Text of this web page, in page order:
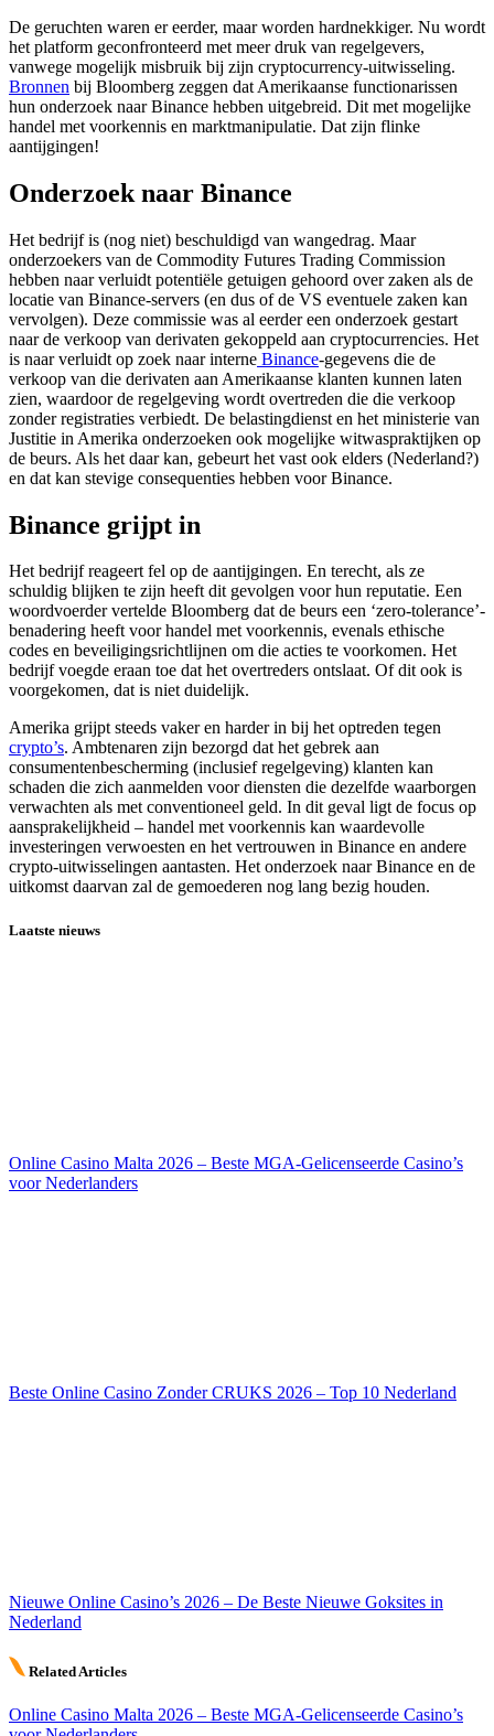
De geruchten waren er eerder, maar worden hardnekkiger. Nu wordt
het platform geconfronteerd met meer druk van regelgevers,
vanwege mogelijk misbruik bij zijn cryptocurrency-uitwisseling.
Bronnen bij Bloomberg zeggen dat Amerikaanse functionarissen
hun onderzoek naar Binance hebben uitgebreid. Dit met mogelijke
handel met voorkennis en marktmanipulatie. Dat zijn flinke
aantijgingen!
Onderzoek naar Binance
Het bedrijf is (nog niet) beschuldigd van wangedrag. Maar
onderzoekers van de Commodity Futures Trading Commission
hebben naar verluidt potentiële getuigen gehoord over zaken als de
locatie van Binance-servers (en dus of de VS eventuele zaken kan
vervolgen). Deze commissie was al eerder een onderzoek gestart
naar de verkoop van derivaten gekoppeld aan cryptocurrencies. Het
is naar verluidt op zoek naar interne Binance-gegevens die de
verkoop van die derivaten aan Amerikaanse klanten kunnen laten
zien, waardoor de regelgeving wordt overtreden die die verkoop
zonder registraties verbiedt. De belastingdienst en het ministerie van
Justitie in Amerika onderzoeken ook mogelijke witwaspraktijken op
de beurs. Als het daar kan, gebeurt het vast ook elders (Nederland?)
en dat kan stevige consequenties hebben voor Binance.
Binance grijpt in
Het bedrijf reageert fel op de aantijgingen. En terecht, als ze
schuldig blijken te zijn heeft dit gevolgen voor hun reputatie. Een
woordvoerder vertelde Bloomberg dat de beurs een ‘zero-tolerance’-
benadering heeft voor handel met voorkennis, evenals ethische
codes en beveiligingsrichtlijnen om die acties te voorkomen. Het
bedrijf voegde eraan toe dat het overtreders ontslaat. Of dit ook is
voorgekomen, dat is niet duidelijk.
Amerika grijpt steeds vaker en harder in bij het optreden tegen
crypto’s. Ambtenaren zijn bezorgd dat het gebrek aan
consumentenbescherming (inclusief regelgeving) klanten kan
schaden die zich aanmelden voor diensten die dezelfde waarborgen
verwachten als met conventioneel geld. In dit geval ligt de focus op
aansprakelijkheid – handel met voorkennis kan waardevolle
investeringen verwoesten en het vertrouwen in Binance en andere
crypto-uitwisselingen aantasten. Het onderzoek naar Binance en de
uitkomst daarvan zal de gemoederen nog lang bezig houden.
Laatste nieuws
Online Casino Malta 2026 – Beste MGA-Gelicenseerde Casino’s
voor Nederlanders
Beste Online Casino Zonder CRUKS 2026 – Top 10 Nederland
Nieuwe Online Casino’s 2026 – De Beste Nieuwe Goksites in
Nederland
Related Articles
Online Casino Malta 2026 – Beste MGA-Gelicenseerde Casino’s